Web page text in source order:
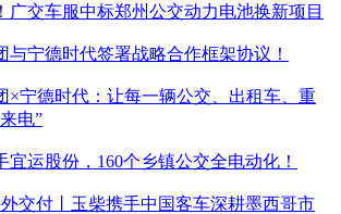
广交车服中标郑州公交动力电池换新项目
与宁德时代签署战略合作框架协议！
×宁德时代：让每一辆公交、出租车、重
电”
宜运股份，160个乡镇公交全电动化！
交付丨玉柴携手中国客车深耕墨西哥市